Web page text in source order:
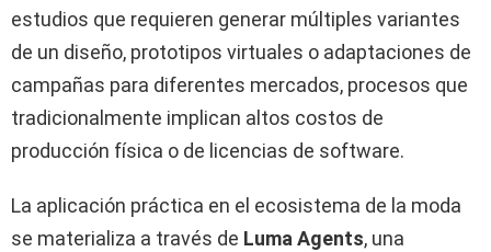
estudios que requieren generar múltiples variantes
de un diseño, prototipos virtuales o adaptaciones de
campañas para diferentes mercados, procesos que
tradicionalmente implican altos costos de
producción física o de licencias de software.
La aplicación práctica en el ecosistema de la moda
se materializa a través de Luma Agents, una